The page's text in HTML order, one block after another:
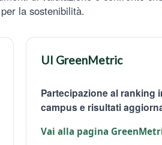
per la sostenibilità.
UI GreenMetric
Partecipazione al ranking
campus e risultati
Vai alla pagina